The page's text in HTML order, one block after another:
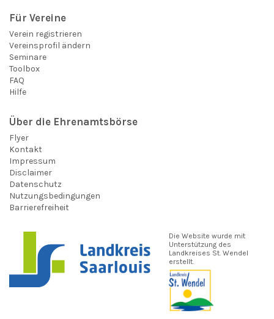
Für Vereine
Verein registrieren
Vereinsprofil ändern
Seminare
Toolbox
FAQ
Hilfe
Über die Ehrenamtsbörse
Flyer
Kontakt
Impressum
Disclaimer
Datenschutz
Nutzungsbedingungen
Barrierefreiheit
Die Website wurde mit
Unterstützung des
Landkreises St. Wendel
erstellt.